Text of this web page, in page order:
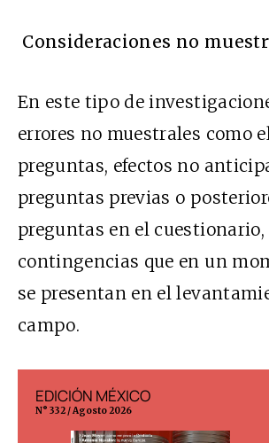
Consideraciones no
En este tipo de
errores no muestrales como
preguntas, efectos no
preguntas previas o
preguntas en el cuestionario,
contingencias que en un
se presentan en el
campo.
EDICIÓN MÉXICO
N° 332 / Agosto 2026